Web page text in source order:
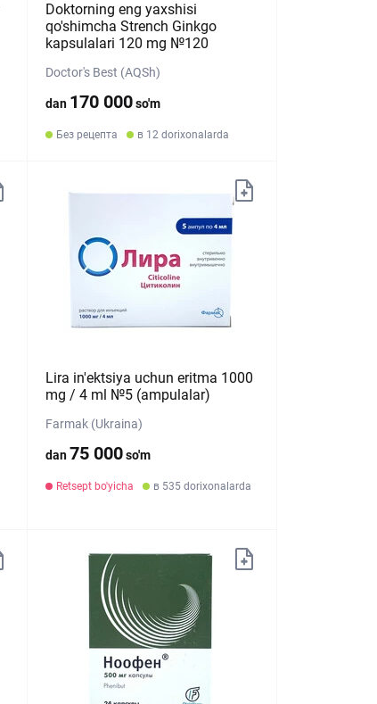
Doktorning eng yaxshisi
qo'shimcha Strench Ginkgo
kapsulalari 120 mg №120
Doctor's Best (AQSh)
dan 170 000so'm
Без рецепта в 12 dorixonalarda
Lira in'ektsiya uchun eritma 1000
mg / 4 ml №5 (ampulalar)
Farmak (Ukraina)
dan 75 000so'm
Retsept bo'yicha в 535 dorixonalarda